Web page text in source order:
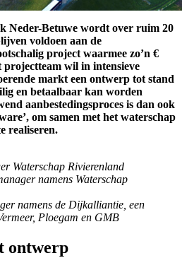
Neder-Betuwe wordt over ruim 20
voldoen aan de
project waarmee zo’n €
projectteam wil in intensieve
markt een ontwerp tot stand
en betaalbaar kan worden
aanbestedingsproces is dan ook
om samen met het waterschap
realiseren.
Waterschap Rivierenland
namens Waterschap
namens de Dijkalliantie, een
Ploegam en GMB
ontwerp